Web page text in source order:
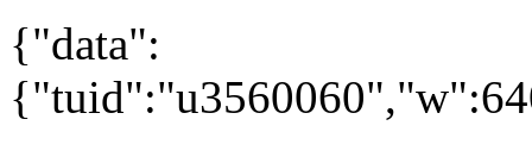
{"data":